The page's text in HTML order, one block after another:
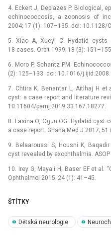
4. Eckert J, Deplazes P. Biological,
echinococcosis, a zoonosis of
2004; 17 (1): 107–135. doi: 10.1128/
5. Xiao A, Xueyi C. Hydatid
18 cases. Orbit 1999; 18 (3):
6. Moro P, Schantz PM.
(2): 125–133. doi: 10.1016/
7. Chtira K, Benantar L, Aitlhaj H et
cyst: a case report and literature
10.11604/pamj.2019.33.167.18277.
8. Fasina O, Ogun OG. Hydatid cyst
a case report. Ghana Med J 2017; 51
9. Belaaroussi S, Housni K,
cyst revealed by exophthalmia.
10. Irey G, Mayali H, Baser EF et al.
Ophthalmol 2015; 24 (1): 41–45.
ŠTÍTKY
Dětská neurologie